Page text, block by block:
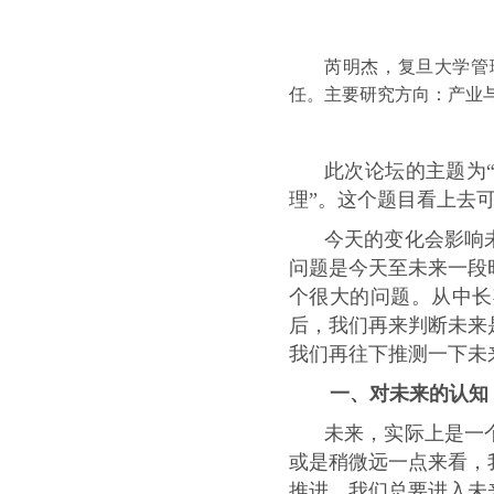
芮明杰，复旦大学
任。主要研究方向：产业
此次论坛的主题为
理”。这个题目看上去
今天的变化会影响
问题是今天至未来一
个很大的问题。从中
后，我们再来判断未
我们再往下推测一下
一、对未来的认知
未来，实际上是一
或是稍微远一点来看